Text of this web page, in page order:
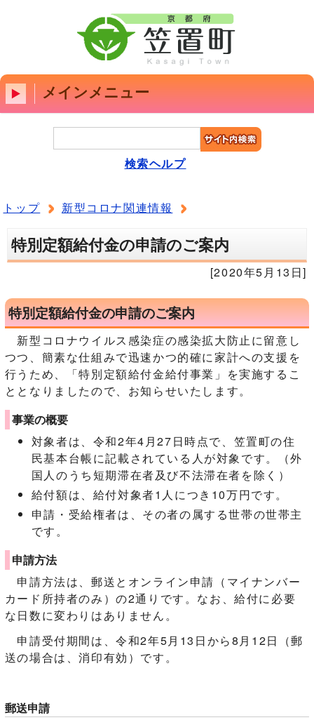
メインメニュー
検索ヘルプ
トップ 新型コロナ関連情報
特別定額給付金の申請のご案内
[2020年5月13日]
特別定額給付金の申請のご案内
新型コロナウイルス感染症の感染拡大防止に留意し
つつ、簡素な仕組みで迅速かつ的確に家計への支援を
行うため、「特別定額給付金給付事業」を実施するこ
ととなりましたので、お知らせいたします。
事業の概要
対象者は、令和2年4月27日時点で、笠置町の住
民基本台帳に記載されている人が対象です。（外
国人のうち短期滞在者及び不法滞在者を除く）
給付額は、給付対象者1人につき10万円です。
申請・受給権者は、その者の属する世帯の世帯主
です。
申請方法
申請方法は、郵送とオンライン申請（マイナンバー
カード所持者のみ）の2通りです。なお、給付に必要
な日数に変わりはありません。
申請受付期間は、令和2年5月13日から8月12日（郵
送の場合は、消印有効）です。
郵送申請